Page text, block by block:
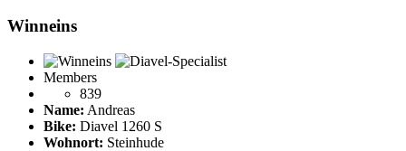
Winneins
Members
839
Name: Andreas
Bike: Diavel 1260 S
Wohnort: Steinhude